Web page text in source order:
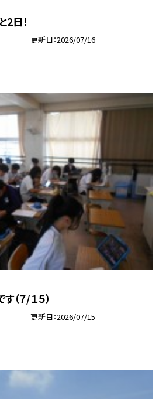
2日！
更新日 2026/07/16
７/１５）
更新日 2026/07/15